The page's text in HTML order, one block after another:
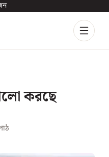
করছে